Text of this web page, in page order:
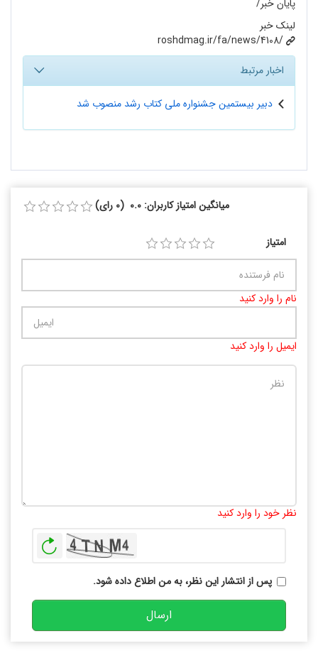
پایان خبر/
لینک خبر
roshdmag.ir/fa/news/4108/
اخبار مرتبط
دبیر بیستمین جشنواره ملی کتاب رشد منصوب شد
میانگین امتیاز کاربران: 0.0 (0 رای)
امتیاز
نام را وارد کنید
ایمیل را وارد کنید
نظر خود را وارد کنید
پس از انتشار این نظر، به من اطلاع داده شود.
ارسال